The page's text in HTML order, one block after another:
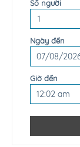
Số người
Ngày đến
Giờ đến